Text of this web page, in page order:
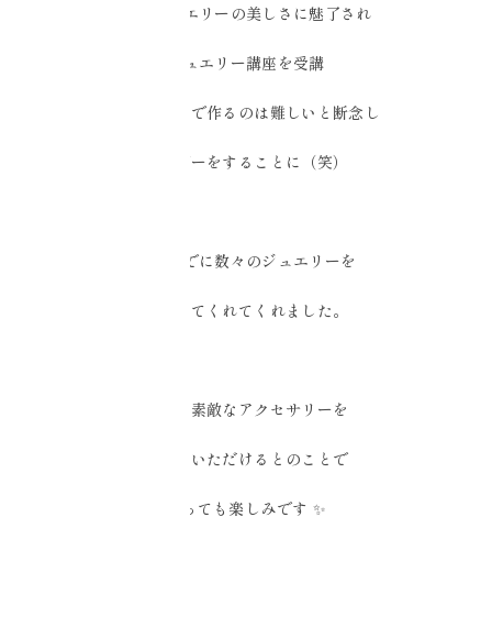
そのジュエリーの美しさに魅了され
ジュエリー講座を受講
しかし自分で作るのは難しいと断念し
オーダーをすることに（笑）
これまでに数々のジュエリーを
手がけてくれてくれました。
今回も素敵なアクセサリーを
お持ちいただけるとのことで
とっても楽しみです ✨